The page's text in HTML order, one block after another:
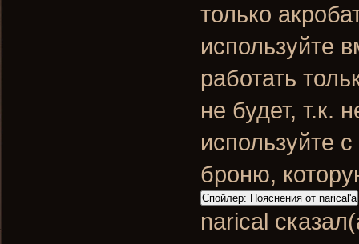
только
используйте
работать
не будет, т.к.
используйте с
броню,
Спойлер: Пояснения от narical'a
narical